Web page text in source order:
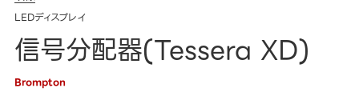
LEDディスプレイ
信号分配器(Tessera XD)
Brompton